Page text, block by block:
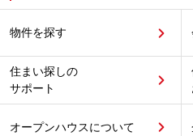
物件を探す
住まい探しの
サポート
オープンハウスについて